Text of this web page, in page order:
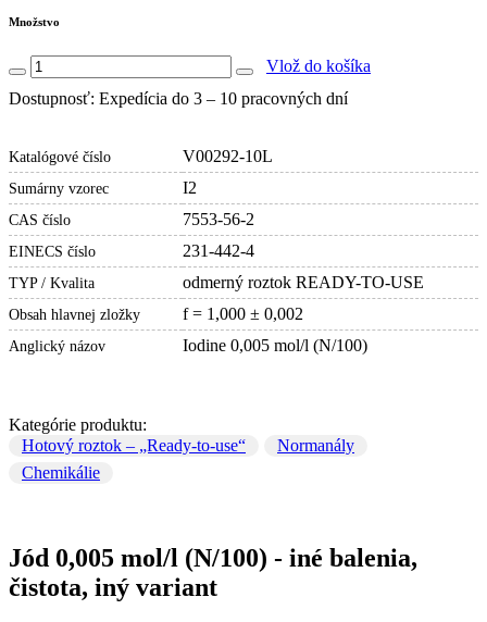
Množstvo
Vlož do košíka
Dostupnosť: Expedícia do 3 – 10 pracovných dní
Katalógové číslo V00292-10L
Sumárny vzorec I2
CAS číslo 7553-56-2
EINECS číslo 231-442-4
TYP / Kvalita odmerný roztok READY-TO-USE
Obsah hlavnej zložky f = 1,000 ± 0,002
Anglický názov Iodine 0,005 mol/l (N/100)
Kategórie produktu:
Hotový roztok – „Ready-to-use“
Normanály
Chemikálie
Jód 0,005 mol/l (N/100) - iné balenia,
čistota, iný variant